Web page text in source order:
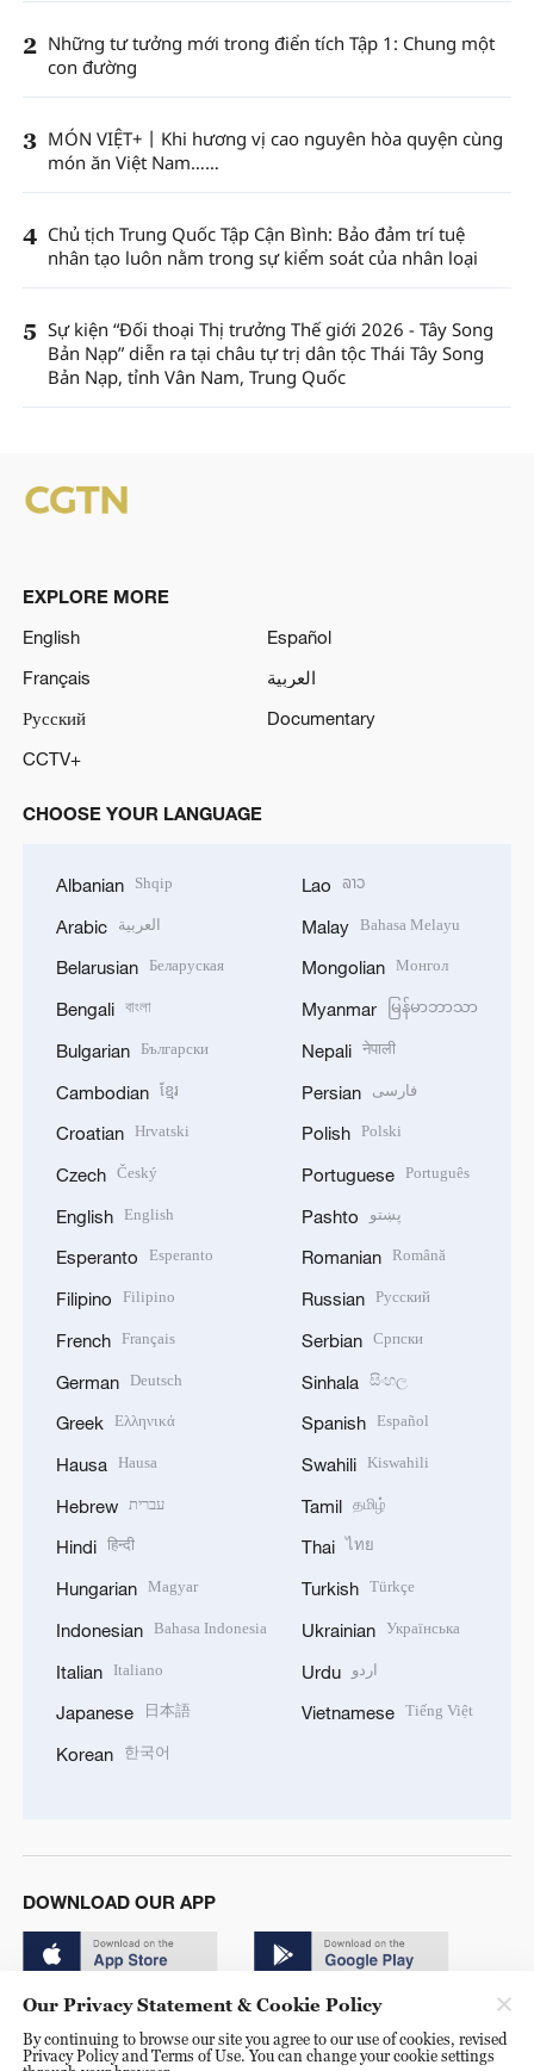
2 Những tư tưởng mới trong điển tích Tập 1: Chung một
con đường
3 MÓN VIỆT+丨Khi hương vị cao nguyên hòa quyện cùng
món ăn Việt Nam……
4 Chủ tịch Trung Quốc Tập Cận Bình: Bảo đảm trí tuệ
nhân tạo luôn nằm trong sự kiểm soát của nhân loại
5 Sự kiện “Đối thoại Thị trưởng Thế giới 2026 - Tây Song
Bản Nạp” diễn ra tại châu tự trị dân tộc Thái Tây Song
Bản Nạp, tỉnh Vân Nam, Trung Quốc
EXPLORE MORE
English
Español
Français
العربية
Русский
Documentary
CCTV+
CHOOSE YOUR LANGUAGE
Albanian Shqip
Arabic العربية
Belarusian Беларуская
Bengali বাংলা
Bulgarian Български
Cambodian ខ្មែរ
Croatian Hrvatski
Czech Český
English English
Esperanto Esperanto
Filipino Filipino
French Français
German Deutsch
Greek Ελληνικά
Hausa Hausa
Hebrew עברית
Hindi हिन्दी
Hungarian Magyar
Indonesian Bahasa Indonesia
Italian Italiano
Japanese 日本語
Korean 한국어
Lao ລາວ
Malay Bahasa Melayu
Mongolian Монгол
Myanmar မြန်မာဘာသာ
Nepali नेपाली
Persian فارسی
Polish Polski
Portuguese Português
Pashto پښتو
Romanian Română
Russian Русский
Serbian Српски
Sinhala සිංහල
Spanish Español
Swahili Kiswahili
Tamil தமிழ்
Thai ไทย
Turkish Türkçe
Ukrainian Українська
Urdu اردو
Vietnamese Tiếng Việt
DOWNLOAD OUR APP
Our Privacy Statement & Cookie Policy
By continuing to browse our site you agree to our use of cookies, revised
Privacy Policy and Terms of Use. You can change your cookie settings